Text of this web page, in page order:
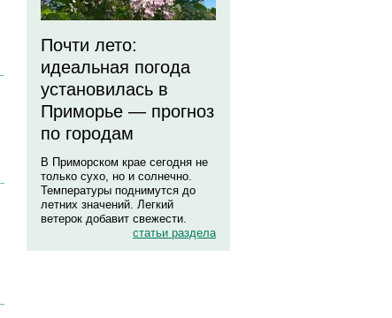
Почти лето:
идеальная погода
установилась в
Приморье — прогноз
по городам
В Приморском крае сегодня не
только сухо, но и солнечно.
Температуры поднимутся до
летних значений. Легкий
ветерок добавит свежести.
статьи раздела